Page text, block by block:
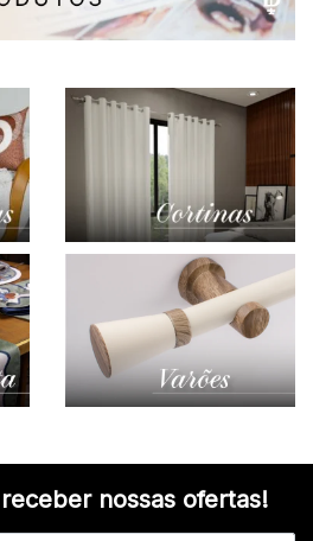
nossas ofertas!